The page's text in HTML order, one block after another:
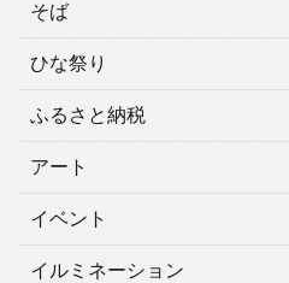
そば
ひな祭り
ふるさと納税
アート
イベント
イルミネーション